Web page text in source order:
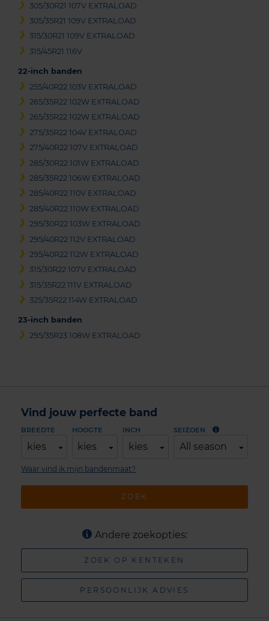
305/30R21 107V EXTRALOAD
305/35R21 109V EXTRALOAD
315/30R21 109V EXTRALOAD
315/45R21 116V
22-inch banden
255/40R22 103V EXTRALOAD
265/35R22 102W EXTRALOAD
265/35R22 102W EXTRALOAD
275/35R22 104V EXTRALOAD
275/40R22 107V EXTRALOAD
285/30R22 101W EXTRALOAD
285/35R22 106W EXTRALOAD
285/40R22 110V EXTRALOAD
285/40R22 110W EXTRALOAD
295/30R22 103W EXTRALOAD
295/40R22 112V EXTRALOAD
295/40R22 112W EXTRALOAD
315/30R22 107V EXTRALOAD
315/35R22 111V EXTRALOAD
325/35R22 114W EXTRALOAD
23-inch banden
295/35R23 108W EXTRALOAD
Vind jouw perfecte band
BREEDTE
kies
HOOGTE
kies
INCH
kies
SEIZOEN
All season
ZOEK
Waar vind ik mijn bandenmaat?
Andere zoekopties:
ZOEK OP KENTEKEN
PERSOONLIJK ADVIES